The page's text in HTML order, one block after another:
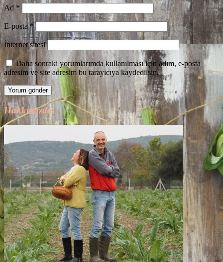
Ad *
E-posta*
İnternet sitesi
Daha sonraki yorumlarımda kullanılması için adım, e-posta
adresim ve site adresim bu tarayıcıya kaydedilsin.
Hakkımızda